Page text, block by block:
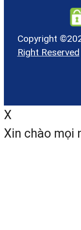
Copyright
Right Reserved
X
Xin chào mọi